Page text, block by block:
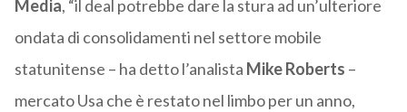
Media, “il deal potrebbe dare la stura ad un’ulteriore
ondata di consolidamenti nel settore mobile
statunitense – ha detto l’analista Mike Roberts –
mercato Usa che è restato nel limbo per un anno,